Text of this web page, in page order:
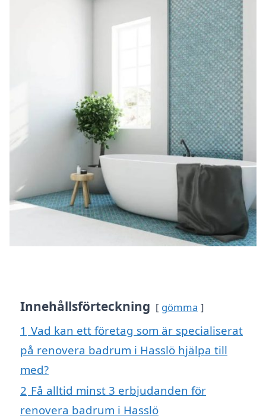
Innehållsförteckning gömma
1 Vad kan ett företag som är specialiserat
på renovera badrum i Hasslö hjälpa till
med?
2 Få alltid minst 3 erbjudanden för
renovera badrum i Hasslö